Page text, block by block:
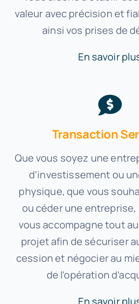
valeur avec précision et
ainsi vos prises de
En savoir
Transaction
Que vous soyez une
d’investissement ou
physique, que vous
ou céder une
vous accompagne tout
projet afin de sécuriser
cession et négocier au
de l’opération
En savoir